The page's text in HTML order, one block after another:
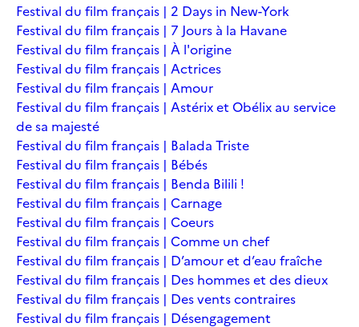
Festival du film français | 2 Days in New-York
Festival du film français | 7 Jours à la Havane
Festival du film français | À l'origine
Festival du film français | Actrices
Festival du film français | Amour
Festival du film français | Astérix et Obélix au service
de sa majesté
Festival du film français | Balada Triste
Festival du film français | Bébés
Festival du film français | Benda Bilili !
Festival du film français | Carnage
Festival du film français | Coeurs
Festival du film français | Comme un chef
Festival du film français | D’amour et d’eau fraîche
Festival du film français | Des hommes et des dieux
Festival du film français | Des vents contraires
Festival du film français | Désengagement